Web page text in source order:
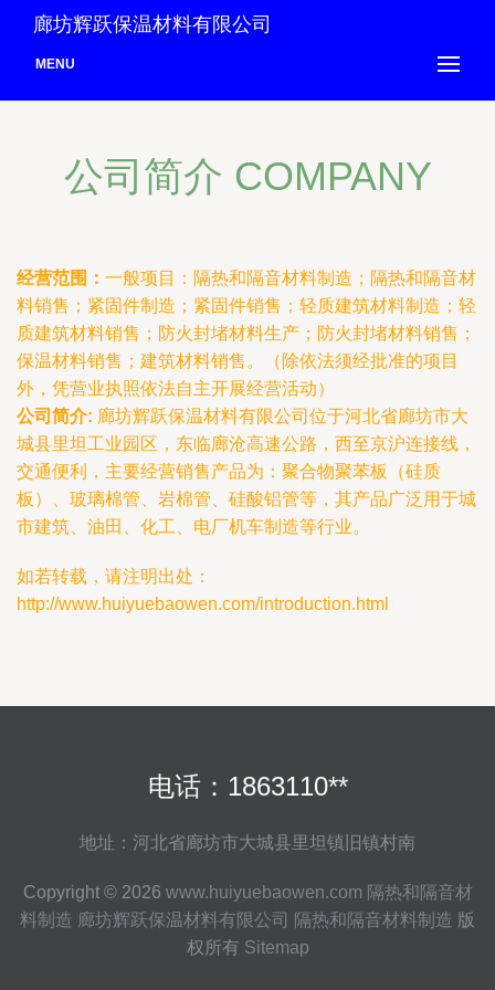
廊坊辉跃保温材料有限公司
MENU
公司简介 COMPANY
经营范围： 一般项目：隔热和隔音材料制造；隔热和隔音材
料销售；紧固件制造；紧固件销售；轻质建筑材料制造；轻
质建筑材料销售；防火封堵材料生产；防火封堵材料销售；
保温材料销售；建筑材料销售。（除依法须经批准的项目
外，凭营业执照依法自主开展经营活动）
公司简介: 廊坊辉跃保温材料有限公司位于河北省廊坊市大
城县里坦工业园区，东临廊沧高速公路，西至京沪连接线，
交通便利，主要经营销售产品为：聚合物聚苯板（硅质
板）、玻璃棉管、岩棉管、硅酸铝管等，其产品广泛用于城
市建筑、油田、化工、电厂机车制造等行业。
如若转载，请注明出处：
http://www.huiyuebaowen.com/introduction.html
电话：1863110**
地址：河北省廊坊市大城县里坦镇旧镇村南
Copyright © 2026 www.huiyuebaowen.com 隔热和隔音材
料制造 廊坊辉跃保温材料有限公司 隔热和隔音材料制造 版
权所有 Sitemap